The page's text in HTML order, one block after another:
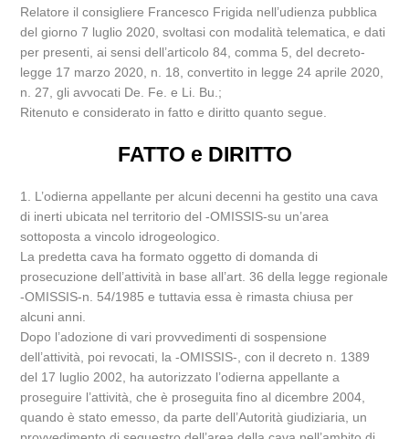
Relatore il consigliere Francesco Frigida nell’udienza pubblica
del giorno 7 luglio 2020, svoltasi con modalità telematica, e dati
per presenti, ai sensi dell’articolo 84, comma 5, del decreto-
legge 17 marzo 2020, n. 18, convertito in legge 24 aprile 2020,
n. 27, gli avvocati De. Fe. e Li. Bu.;
Ritenuto e considerato in fatto e diritto quanto segue.
FATTO e DIRITTO
1. L’odierna appellante per alcuni decenni ha gestito una cava
di inerti ubicata nel territorio del -OMISSIS-su un’area
sottoposta a vincolo idrogeologico.
La predetta cava ha formato oggetto di domanda di
prosecuzione dell’attività in base all’art. 36 della legge regionale
-OMISSIS-n. 54/1985 e tuttavia essa è rimasta chiusa per
alcuni anni.
Dopo l’adozione di vari provvedimenti di sospensione
dell’attività, poi revocati, la -OMISSIS-, con il decreto n. 1389
del 17 luglio 2002, ha autorizzato l’odierna appellante a
proseguire l’attività, che è proseguita fino al dicembre 2004,
quando è stato emesso, da parte dell’Autorità giudiziaria, un